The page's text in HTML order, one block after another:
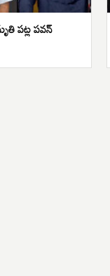
పట్ల పవన్